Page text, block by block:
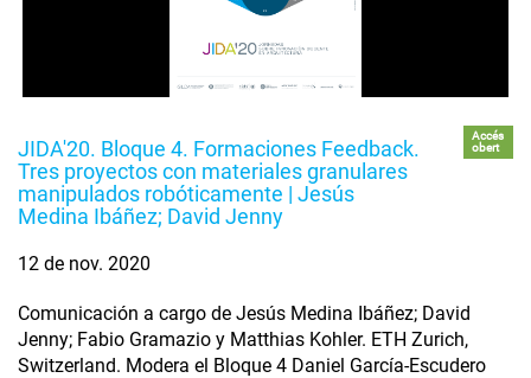
JIDA'20. Bloque 4. Formaciones Feedback.
Tres proyectos con materiales granulares
manipulados robóticamente | Jesús
Medina Ibáñez; David Jenny
Accés
obert
12 de nov. 2020
Comunicación a cargo de Jesús Medina Ibáñez; David
Jenny; Fabio Gramazio y Matthias Kohler. ETH Zurich,
Switzerland. Modera el Bloque 4 Daniel García-Escudero